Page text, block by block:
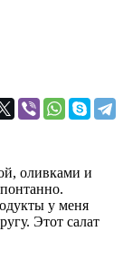
оливками и
у меня
Этот салат